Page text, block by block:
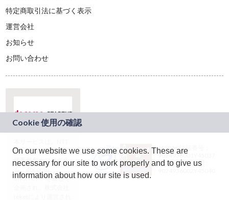
特定商取引法に基づく表示
運営会社
お知らせ
お問い合わせ
ドコモグループの新
規事業創出プログラ
ム「docomo
STARTUP」を通じて
JASRAC許諾番号：
9024936001Y45037
JASRAC許諾番号：
On our website we use some cookies. These are
necessary for our site to work properly and to give us
information about how our site is used.